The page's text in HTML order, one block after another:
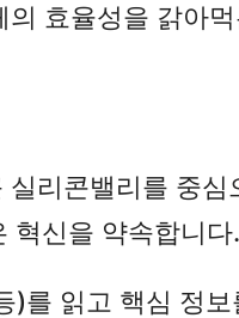
효율성을 갉아
리콘밸리를 중심
혁신을 약속합니다.
를 읽고 핵심 정보